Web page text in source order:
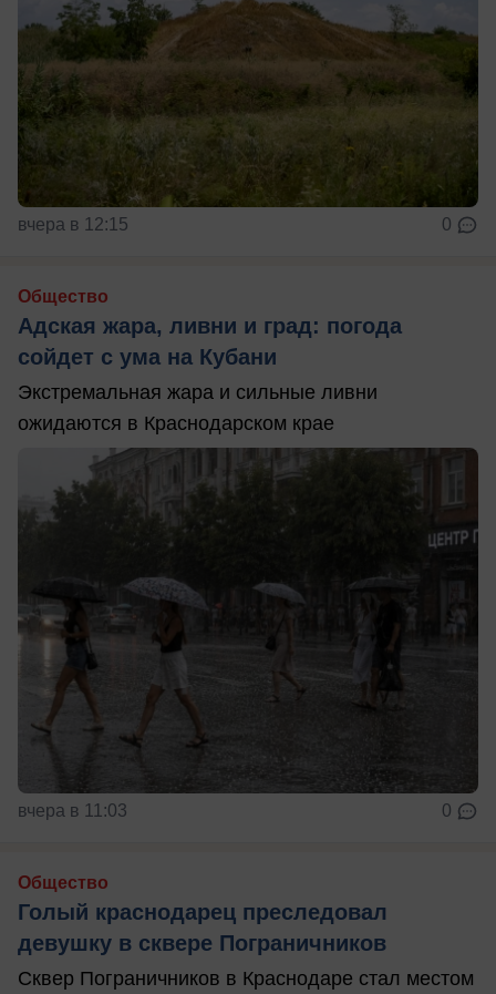
вчера в 12:15 0
Общество
Адская жара, ливни и град: погода
сойдет с ума на Кубани
Экстремальная жара и сильные ливни
ожидаются в Краснодарском крае
вчера в 11:03 0
Общество
Голый краснодарец преследовал
девушку в сквере Пограничников
Сквер Пограничников в Краснодаре стал местом